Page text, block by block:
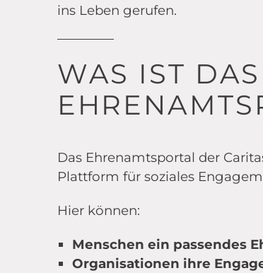
ins Leben gerufen.
WAS IST DAS
Das Ehrenamtsportal der
Plattform für soziales
Hier können:
Menschen ein passendes
Organisationen ihre